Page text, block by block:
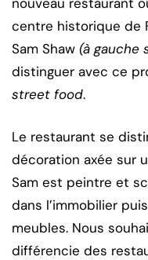
centre historique de
Sam Shaw (à gauche
distinguer avec ce
street food.
Le restaurant se
décoration axée sur
Sam est peintre et
dans l’immobilier
meubles. Nous
différencie des